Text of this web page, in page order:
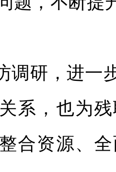
调研，进一
系，也为
合资源、